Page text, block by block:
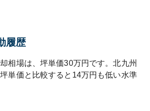
履歴
相場は、坪単価30万円です。北九州
単価と比較すると 14万円も低い水準